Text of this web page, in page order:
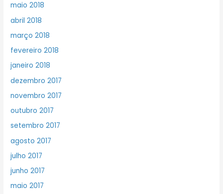
maio 2018
abril 2018
março 2018
fevereiro 2018
janeiro 2018
dezembro 2017
novembro 2017
outubro 2017
setembro 2017
agosto 2017
julho 2017
junho 2017
maio 2017